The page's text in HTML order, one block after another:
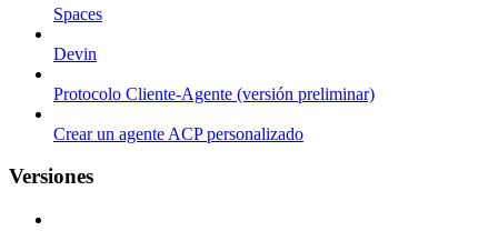
Spaces
Devin
Protocolo Cliente-Agente (versión preliminar)
Crear un agente ACP personalizado
Versiones